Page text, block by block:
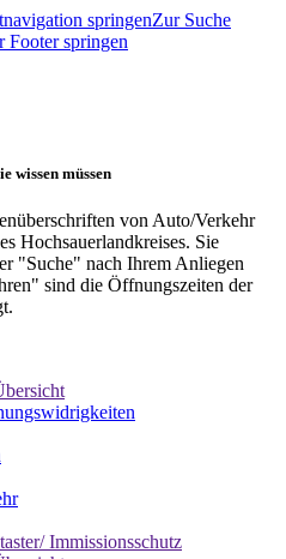
springenZur Suche
Footer springen
wissen müssen
von Auto/Verkehr
Hochsauerlandkreises. Sie
"Suche" nach Ihrem Anliegen
sind die Öffnungszeiten der
Immissionsschutz